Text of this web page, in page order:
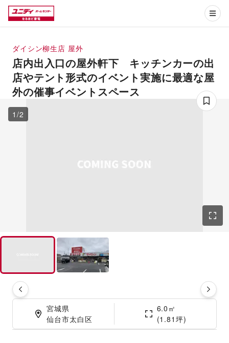
ダイシン柳生店 屋外
店内出入口の屋外軒下 キッチンカーの出
店やテント形式のイベント実施に最適な屋
外の催事イベントスペース
1 /2
宮城県
仙台市太白区
6.0㎡
(1.81坪)